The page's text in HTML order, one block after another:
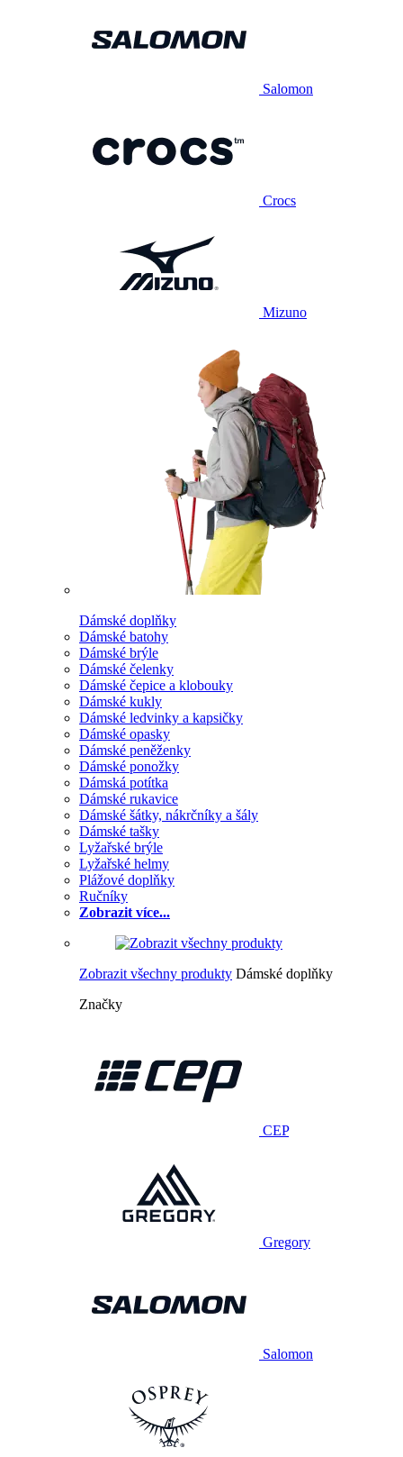
Salomon
Crocs
Mizuno
Dámské doplňky
Dámské batohy
Dámské brýle
Dámské čelenky
Dámské čepice a klobouky
Dámské kukly
Dámské ledvinky a kapsičky
Dámské opasky
Dámské peněženky
Dámské ponožky
Dámská potítka
Dámské rukavice
Dámské šátky, nákrčníky a šály
Dámské tašky
Lyžařské brýle
Lyžařské helmy
Plážové doplňky
Ručníky
Zobrazit více...
Zobrazit všechny produkty Dámské doplňky
Značky
CEP
Gregory
Salomon